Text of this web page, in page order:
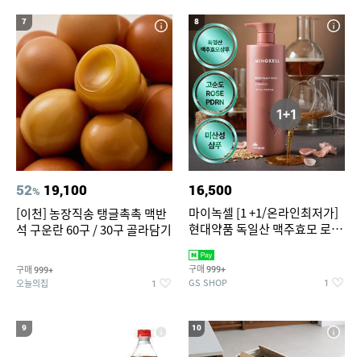
7
52% 19,100
[이천] 농장직송 탱글촉촉 맥반
석 구운란 60구 / 30구 골라담기
구매 999+
오늘의집 1
8
16,500
마이녹셀 [1 +1/온라인최저가]
현대약품 독일산 맥주효모 로즈
1000ml (정가 100,000원)
구매 999+
GS SHOP 1
9 10